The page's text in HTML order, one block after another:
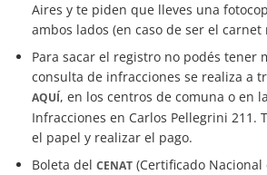
Aires y te piden que lleves una
ambos lados (en caso de ser el carnet
Para sacar el registro no podés tener
consulta de infracciones se realiza a
AQUÍ, en los centros de comuna o en
Infracciones en Carlos Pellegrini 211.
el papel y realizar el pago.
Boleta del CENAT (Certificado